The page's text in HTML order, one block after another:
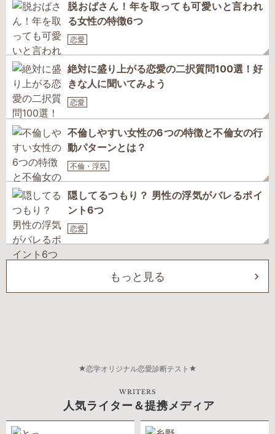
脱おばさん！年を取っても可愛いと言われ
る女性の特徴6つ
恋愛
絶対に盛り上がる恋愛の二択質問100選！好
きな人に聞いてみよう
恋愛
不倫しやすい女性の6つの特徴と不倫女の行
動パターンとは？
不倫・浮気
隠してるつもり？ 男性の浮気がバレるポイ
ント6つ
恋愛
もっと見る
恋学オリジナル恋愛診断テスト
WRITERS
人気ライター＆提携メディア